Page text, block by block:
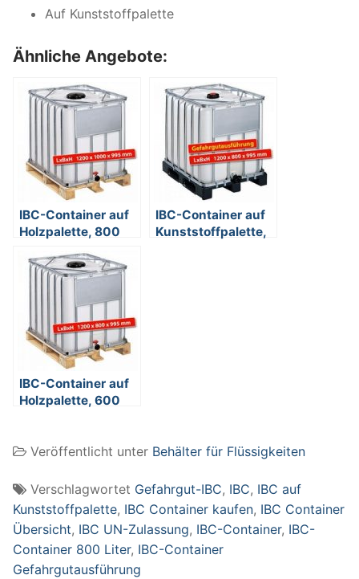
Auf Kunststoffpalette
Ähnliche Angebote:
IBC-Container auf
Holzpalette, 800
1000 x 995 mm,
IBC-Container auf
Kunststoffpalette,
IBC-Container auf
Holzpalette, 600
weiß
Veröffentlicht unter Behälter für Flüssigkeiten
Verschlagwortet Gefahrgut-IBC, IBC, IBC auf
Kunststoffpalette, IBC Container kaufen, IBC Container
Übersicht, IBC UN-Zulassung, IBC-Container, IBC-
Container 800 Liter, IBC-Container
Gefahrgutausführung